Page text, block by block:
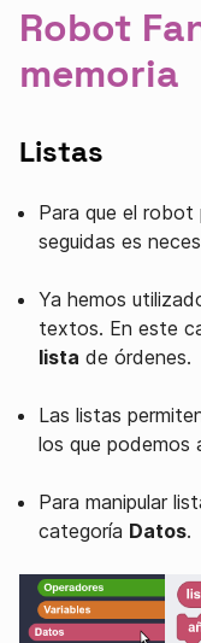
Robot
memoria
Listas
Para que el robot
seguidas es
Ya hemos
textos. En este
lista de órdenes.
Las listas
los que podemos
Para manipular
categoría Datos.